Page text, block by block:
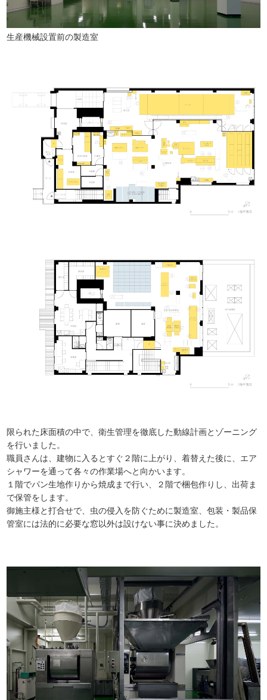
生産機械設置前の製造室
限られた床面積の中で、衛生管理を徹底した動線計画とゾーニング
を行いました。
職員さんは、建物に入るとすぐ２階に上がり、着替えた後に、エア
シャワーを通って各々の作業場へと向かいます。
１階でパン生地作りから焼成まで行い、２階で梱包作りし、出荷ま
で保管をします。
御施主様と打合せで、虫の侵入を防ぐために製造室、包装・製品保
管室には法的に必要な窓以外は設けない事に決めました。